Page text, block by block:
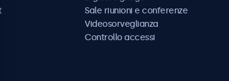
Sale riunioni e conferenze
Videosorveglianza
Controllo accessi